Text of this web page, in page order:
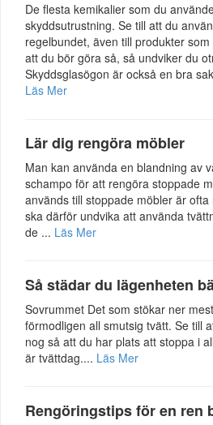
De flesta kemikalier som du
skyddsutrustning. Se till att du
regelbundet, även till produkter
att du bör göra så, så undviker du
Skyddsglasögon är också en bra
Läs Mer
Lär dig rengöra möbler
Man kan använda en blandning av
schampo för att rengöra stoppade
används till stoppade möbler är
ska därför undvika att använda
de ... Läs Mer
Så städar du lägenheten
Sovrummet Det som stökar ner
förmodligen all smutsig tvätt. Se till
nog så att du har plats att stoppa i
är tvättdag.... Läs Mer
Rengöringstips för en ren